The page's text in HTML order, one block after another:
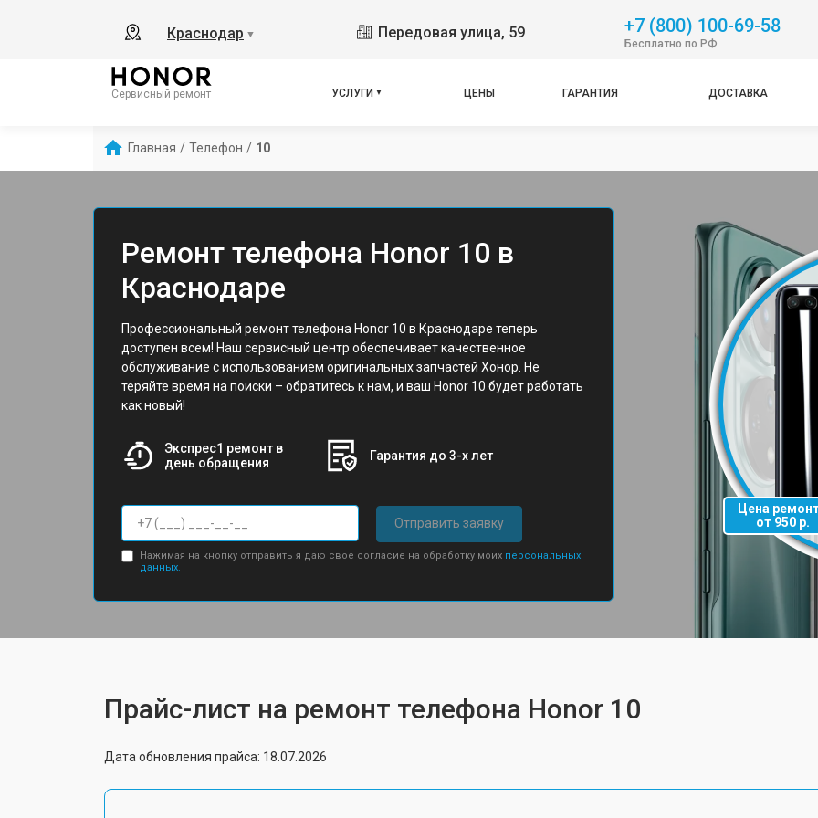
Краснодар ▼ Передовая улица, 59 +7 (800) 100-69-58
Бесплатно по РФ
Сервисный ремонт УСЛУГИ ЦЕНЫ ГАРАНТИЯ ДОСТАВКА
Главная / Телефон / 10
Ремонт телефона Honor 10 в
Краснодаре
Профессиональный ремонт телефона Honor 10 в Краснодаре теперь
доступен всем! Наш сервисный центр обеспечивает качественное
обслуживание с использованием оригинальных запчастей Хонор. Не
теряйте время на поиски – обратитесь к нам, и ваш Honor 10 будет работать
как новый!
Экспрес1 ремонт в
день обращения
Гарантия до 3-х лет
Отправить заявку
Нажимая на кнопку отправить я даю свое согласие на обработку моих персональных
данных.
Цена
от 950 р.
Прайс-лист на ремонт телефона Honor 10
Дата обновления прайса: 18.07.2026